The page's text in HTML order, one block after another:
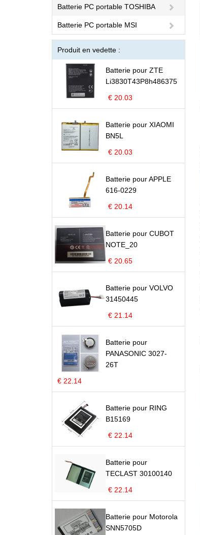
Batterie PC portable TOSHIBA
Batterie PC portable MSI
Produit en vedette :
Batterie pour ZTE
Li3830T43P8h486375
€ 20.03
Batterie pour XIAOMI
BN5L
€ 20.03
Batterie pour APPLE
616-0229
€ 20.14
Batterie pour CUBOT
NOTE_20
€ 20.65
Batterie pour VOLVO
31450445
€ 21.14
Batterie pour
PANASONIC 3027-
26T
€ 22.14
Batterie pour RING
B15169
€ 22.14
Batterie pour
TECLAST 30100140
€ 22.14
Batterie pour Motorola
SNN5705D